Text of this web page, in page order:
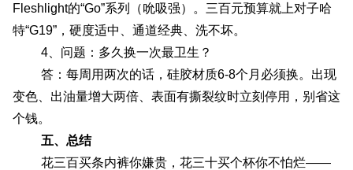
Fleshlight的“Go”系列（吮吸强）。三百元预算就上对子哈
特“G19”，硬度适中、通道经典、洗不坏。
4、问题：多久换一次最卫生？
答：每周用两次的话，硅胶材质6-8个月必须换。出现
变色、出油量增大两倍、表面有撕裂纹时立刻停用，别省这
个钱。
五、总结
花三百买条内裤你嫌贵，花三十买个杯你不怕烂——